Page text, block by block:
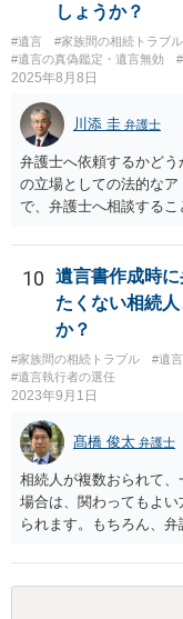
しょうか？
#遺言 #家族間の相続トラブル
#遺言の真偽鑑定・遺言無効
2025年8月8日
川添 圭 弁護士
弁護士へ依頼するかど
の立場としての法的な
で、弁護士へ相談する
誘導しかしてこないと思
10
遺言書作成時
たくない相続
か？
#家族間の相続トラブル #遺言
#遺言執行者の選任
2023年9月1日
髙橋 俊太 弁護士
相続人が複数おられて
場合は、関わってもよ
られます。もちろん、
方に再委任の権限を付
士に直接ご相談される